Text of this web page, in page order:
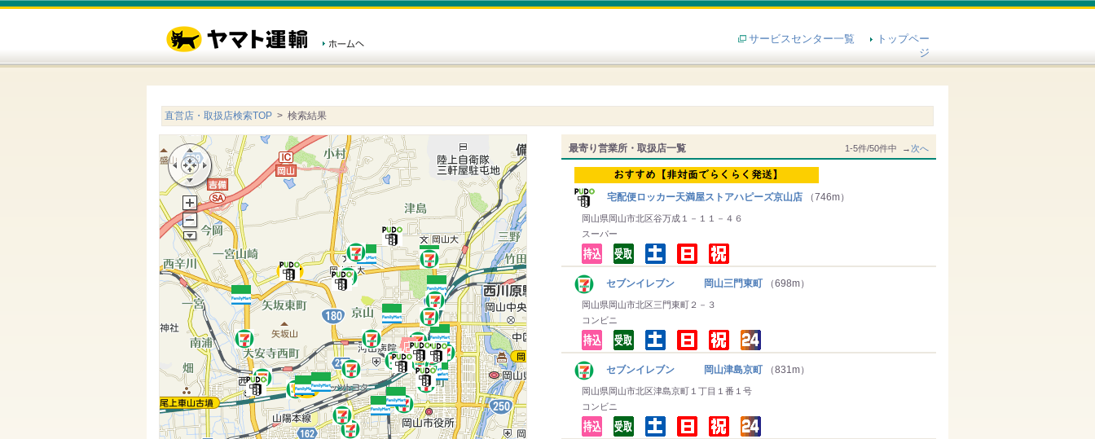
サービスセンター一覧
トップペー
ジ
直営店・取扱店検索TOP > 検索結果
最寄り営業所・取扱店一覧 1-5件/50件中 →次へ
宅配便ロッカー天満屋ストアハピーズ京山店 （746m）
岡山県岡山市北区谷万成１－１１－４６
スーパー
セブンイレブン 岡山三門東町 （698m）
岡山県岡山市北区三門東町２－３
コンビニ
セブンイレブン 岡山津島京町 （831m）
岡山県岡山市北区津島京町１丁目１番１号
コンビニ